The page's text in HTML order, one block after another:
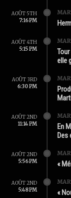
AOÛT 5TH
7:16 PM
AOÛT 4TH
5:15 PM
elle
AOÛT 3RD
6:30 PM
AOÛT 2ND
11:14 PM
En
Des
AOÛT 2ND
5:56 PM
«
AOÛT 2ND
5:48 PM
«